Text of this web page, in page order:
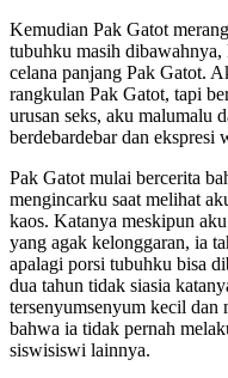
Kemudian Pak Gatot
tubuhku masih dibawahnya,
celana panjang Pak Gatot.
rangkulan Pak Gatot, tapi
urusan seks, aku malumalu
berdebardebar dan ekspresi
Pak Gatot mulai bercerita
mengincarku saat melihat
kaos. Katanya meskipun
yang agak kelonggaran, ia
apalagi porsi tubuhku bisa
dua tahun tidak siasia
tersenyumsenyum kecil dan
bahwa ia tidak pernah
siswisiswi lainnya.